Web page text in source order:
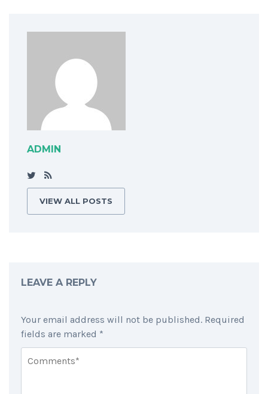
ADMIN
VIEW ALL POSTS
LEAVE A REPLY
Your email address will not be published. Required
fields are marked *